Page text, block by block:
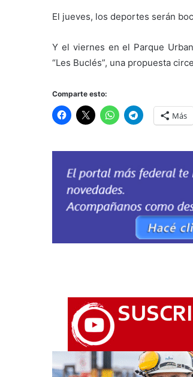
El jueves, los deportes serán
Y el viernes en el Parque
“Les Buclés”, una propuesta
Comparte esto:
Más